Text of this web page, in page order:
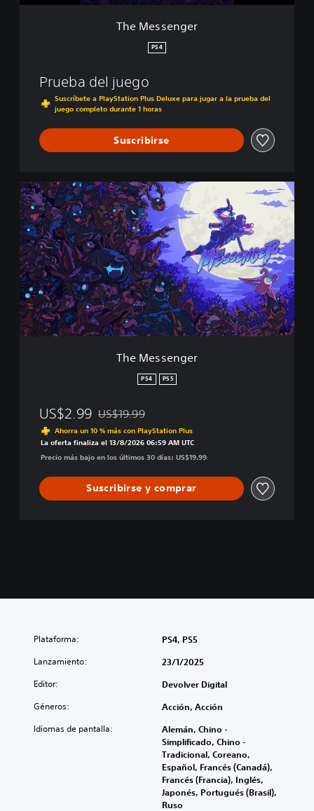
r
The Messenger
PS4
Prueba del juego
Suscríbete a PlayStation Plus Deluxe para jugar a la prueba del
juego completo durante 1 horas
Suscribirse
T
h
e
M
e
s
s
e
n
g
e
r
The Messenger
PS4 PS5
US$2.99 Rebajado del precio original de US$19.99
US$19.99
Ahorra un 10 % más con PlayStation Plus
La oferta finaliza el 13/8/2026 06:59 AM UTC
Precio más bajo en los últimos 30 días: US$19.99
Suscribirse y comprar
Plataforma: PS4, PS5
Lanzamiento: 23/1/2025
Editor: Devolver Digital
Géneros: Acción, Acción
Idiomas de pantalla:
Alemán, Chino -
Simplificado, Chino -
Tradicional, Coreano,
Español, Francés (Canadá),
Francés (Francia), Inglés,
Japonés, Portugués (Brasil),
Ruso